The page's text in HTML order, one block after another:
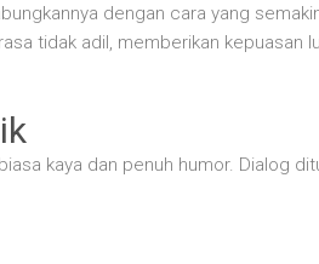
dengan cara yang
tidak adil, memberikan kepuasan
kaya dan penuh humor. Dialog